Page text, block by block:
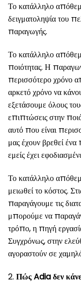
Το κατάλληλο
δειγματοληψία του
παραγωγής.
Το κατάλληλο
ποιότητας. Η
περισσότερο χρόνο
αρκετό χρόνο να
εξετάσουμε όλους
επιπτώσεις στην
αυτό που είναι
μας έχουν βρεθεί
εμείς έχει
Το κατάλληλο
μειωθεί το κόστος.
παραγάγουμε τις
μπορούμε να
τρόπο, η πηγή
Συγχρόνως, στην
αγοραστούν σε
2. Πώς Adia δεν